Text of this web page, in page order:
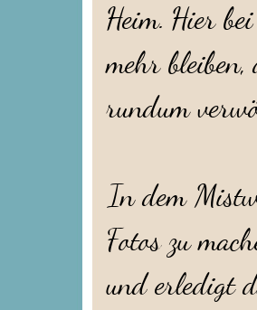
Heim. Hier
mehr
rundum
In dem
Fotos zu
und erledigt